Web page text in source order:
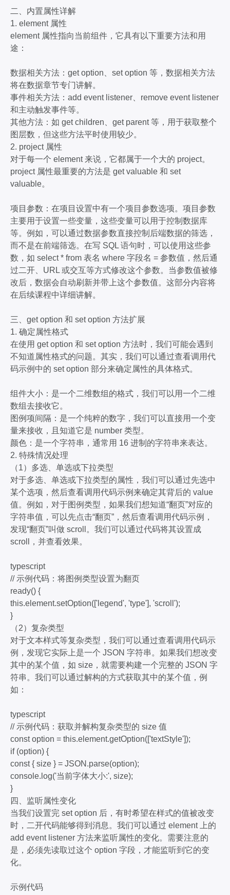
二、内置属性详解
1. element 属性
element 属性指向当前组件，它具有以下重要方法和用
途：
数据相关方法：get option、set option 等，数据相关方法
将在数据章节专门讲解。
事件相关方法：add event listener、remove event listener
和主动触发事件等。
其他方法：如 get children、get parent 等，用于获取整个
图层数，但这些方法平时使用较少。
2. project 属性
对于每一个 element 来说，它都属于一个大的 project。
project 属性最重要的方法是 get valuable 和 set
valuable。
项目参数：在项目设置中有一个项目参数选项。项目参数
主要用于设置一些变量，这些变量可以用于控制数据库
等。例如，可以通过数据参数直接控制后端数据的筛选，
而不是在前端筛选。在写 SQL 语句时，可以使用这些参
数，如 select * from 表名 where 字段名 = 参数值，然后通
过二开、URL 或交互等方式修改这个参数。当参数值被修
改后，数据会自动刷新并带上这个参数值。这部分内容将
在后续课程中详细讲解。
三、get option 和 set option 方法扩展
1. 确定属性格式
在使用 get option 和 set option 方法时，我们可能会遇到
不知道属性格式的问题。其实，我们可以通过查看调用代
码示例中的 set option 部分来确定属性的具体格式。
组件大小：是一个二维数组的格式，我们可以用一个二维
数组去接收它。
图例项间隔：是一个纯粹的数字，我们可以直接用一个变
量来接收，且知道它是 number 类型。
颜色：是一个字符串，通常用 16 进制的字符串来表达。
2. 特殊情况处理
（1）多选、单选或下拉类型
对于多选、单选或下拉类型的属性，我们可以通过先选中
某个选项，然后查看调用代码示例来确定其背后的 value
值。例如，对于图例类型，如果我们想知道“翻页”对应的
字符串值，可以先点击“翻页”，然后查看调用代码示例，
发现“翻页”叫做 scroll。我们可以通过代码将其设置成
scroll，并查看效果。
typescript
// 示例代码：将图例类型设置为翻页
ready() {
this.element.setOption(['legend', 'type'], 'scroll');
}
（2）复杂类型
对于文本样式等复杂类型，我们可以通过查看调用代码示
例，发现它实际上是一个 JSON 字符串。如果我们想改变
其中的某个值，如 size，就需要构建一个完整的 JSON 字
符串。我们可以通过解构的方式获取其中的某个值，例
如：
typescript
// 示例代码：获取并解构复杂类型的 size 值
const option = this.element.getOption(['textStyle']);
if (option) {
const { size } = JSON.parse(option);
console.log('当前字体大小:', size);
}
四、监听属性变化
当我们设置完 set option 后，有时希望在样式的值被改变
时，二开代码能够得到消息。我们可以通过 element 上的
add event listener 方法来监听属性的变化。需要注意的
是，必须先读取过这个 option 字段，才能监听到它的变
化。
示例代码